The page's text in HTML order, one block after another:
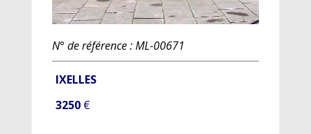
N° de référence : ML-00671
IXELLES
3250€